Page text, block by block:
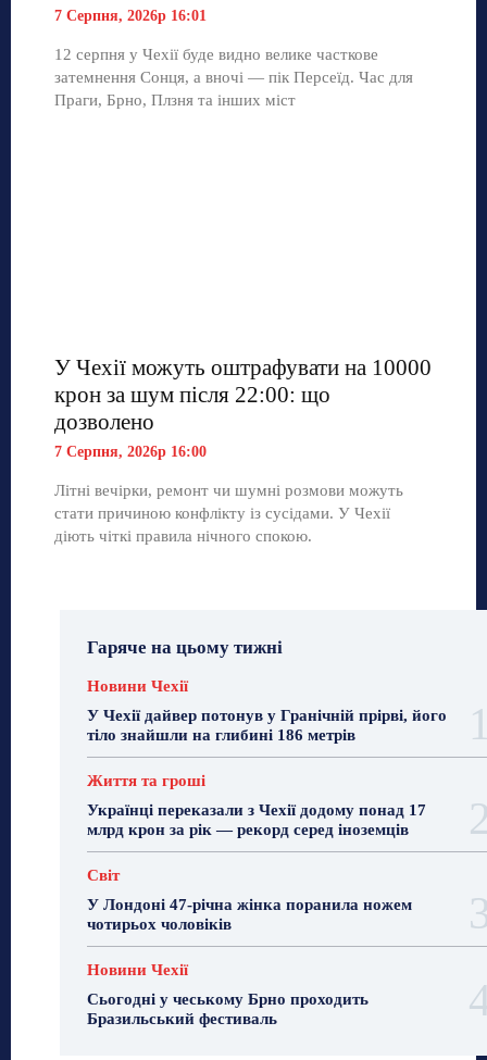
7 Серпня, 2026р 16:01
12 серпня у Чехії буде видно велике часткове
затемнення Сонця, а вночі — пік Персеїд. Час для
Праги, Брно, Плзня та інших міст
У Чехії можуть оштрафувати на 10000
крон за шум після 22:00: що
дозволено
7 Серпня, 2026р 16:00
Літні вечірки, ремонт чи шумні розмови можуть
стати причиною конфлікту із сусідами. У Чехії
діють чіткі правила нічного спокою.
Гаряче на цьому тижні
Новини Чехії
У Чехії дайвер потонув у Гранічній прірві, його
тіло знайшли на глибині 186 метрів
Життя та гроші
Українці переказали з Чехії додому понад 17
млрд крон за рік — рекорд серед іноземців
Світ
У Лондоні 47-річна жінка поранила ножем
чотирьох чоловіків
Новини Чехії
Сьогодні у чеському Брно проходить
Бразильський фестиваль